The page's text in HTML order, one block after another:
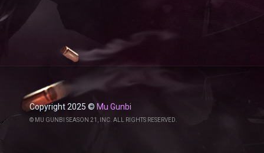
Copyright 2025 © Mu Gunbi
© MU GUNBI SEASON 21, INC. ALL RIGHTS RESERVED.